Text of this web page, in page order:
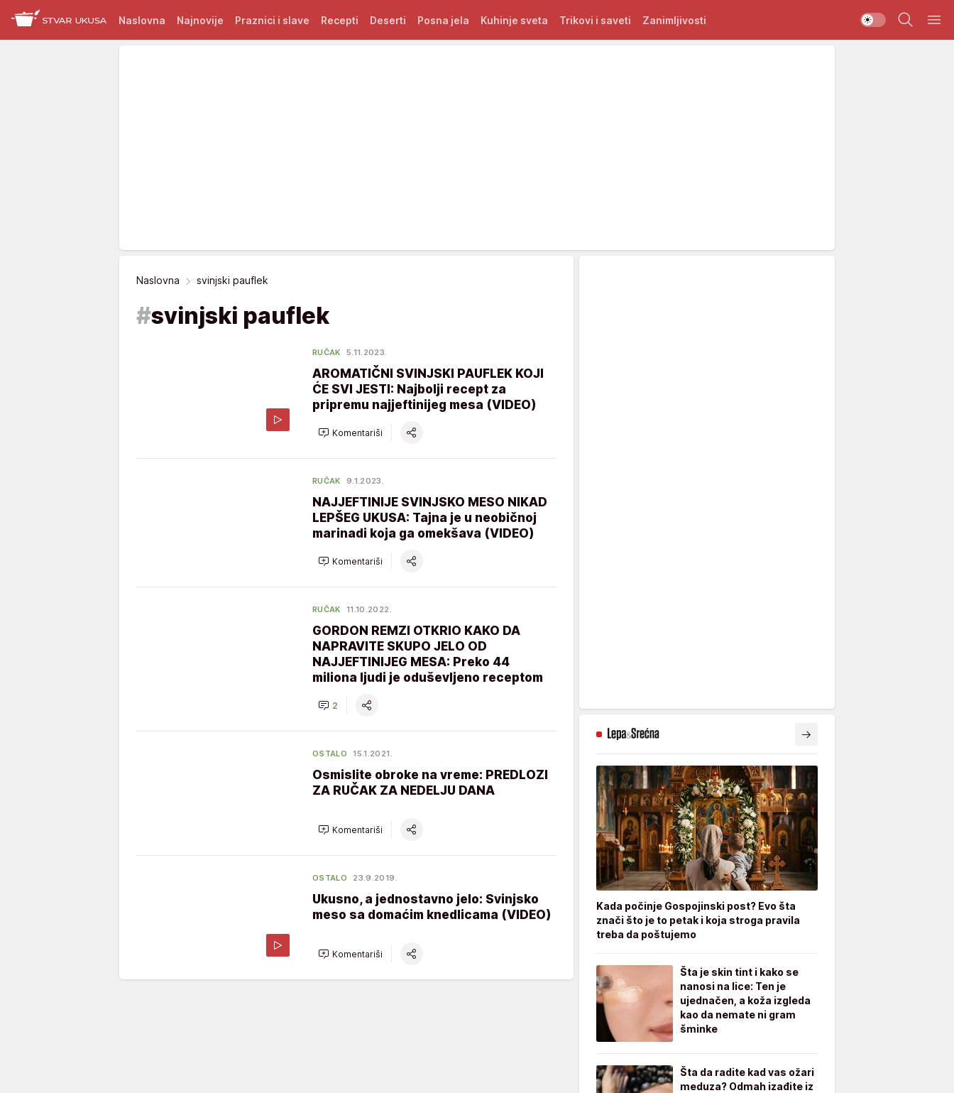
Naslovna Najnovije Praznici i slave Recepti Deserti Posna jela Kuhinje sveta Trikovi i saveti Zanimljivosti
Naslovna svinjski pauflek
#svinjski pauflek
RUČAK 5.11.2023.
AROMATIČNI SVINJSKI PAUFLEK KOJI
ĆE SVI JESTI: Najbolji recept za
pripremu najjeftinijeg mesa (VIDEO)
Komentariši
RUČAK 9.1.2023.
NAJJEFTINIJE SVINJSKO MESO NIKAD
LEPŠEG UKUSA: Tajna je u neobičnoj
marinadi koja ga omekšava (VIDEO)
Komentariši
RUČAK 11.10.2022.
GORDON REMZI OTKRIO KAKO DA
NAPRAVITE SKUPO JELO OD
NAJJEFTINIJEG MESA: Preko 44
miliona ljudi je oduševljeno receptom
2
OSTALO 15.1.2021.
Osmislite obroke na vreme: PREDLOZI
ZA RUČAK ZA NEDELJU DANA
Komentariši
OSTALO 23.9.2019.
Ukusno, a jednostavno jelo: Svinjsko
meso sa domaćim knedlicama (VIDEO)
Komentariši
Kada počinje Gospojinski post? Evo šta
znači što je to petak i koja stroga pravila
treba da poštujemo
Šta je skin tint i kako se
nanosi na lice: Ten je
ujednačen, a koža izgleda
kao da nemate ni gram
šminke
Šta da radite kad vas ožari
meduza? Odmah izađite iz